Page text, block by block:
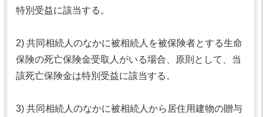
特別受益に該当する。
2) 共同相続人のなかに被相続人を被保険者とする生命
保険の死亡保険金受取人がいる場合、原則として、当
該死亡保険金は特別受益に該当する。
3) 共同相続人のなかに被相続人から居住用建物の贈与